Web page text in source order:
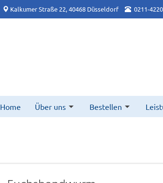
Kalkumer Straße 22, 40468 Düsseldorf 0211-
Home Über uns Bestellen